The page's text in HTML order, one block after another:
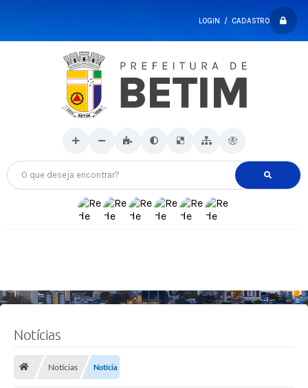
LOGIN / CADASTRO
O que deseja encontrar?
Notícias
Notícias Notícia